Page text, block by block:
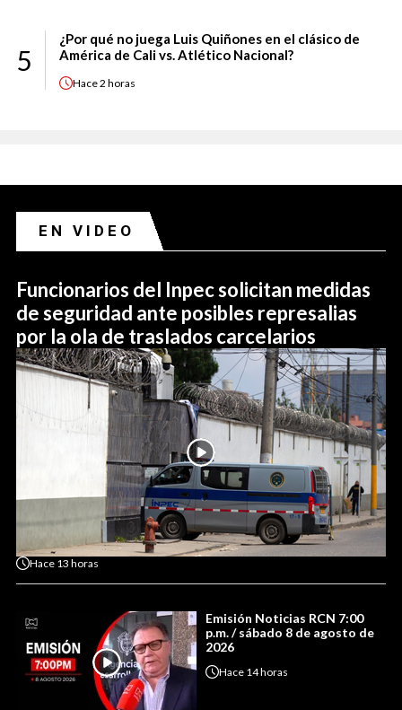
5
¿Por qué no juega Luis Quiñones en el clásico de
América de Cali vs. Atlético Nacional?
Hace2 horas
EN VIDEO
Funcionarios del Inpec solicitan medidas
de seguridad ante posibles represalias
por la ola de traslados carcelarios
Hace 13 horas
Emisión Noticias RCN 7:00
p.m. / sábado 8 de agosto de
2026
Hace 14 horas